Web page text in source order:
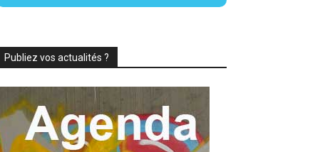
Publiez vos actualités ?